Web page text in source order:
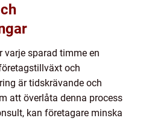
varje sparad timme en
och
är tidskrävande och
att överlåta denna process
kan företagare minska